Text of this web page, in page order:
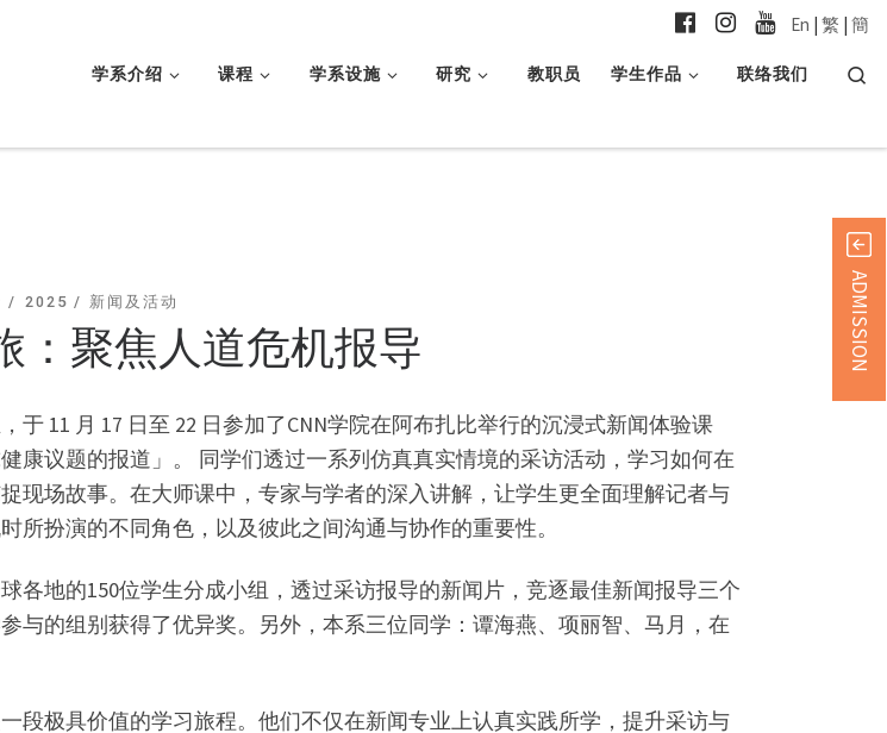
学系介绍 课程 学系设施 研究 教职员 学生作品 联络我们
En | 繁 | 簡
2025 新闻及活动
：聚焦人道危机报导
于 11 月 17 日至 22 日参加了CNN学院在阿布扎比举行的沉浸式新闻体验课
康议题的报道」。 同学们透过一系列仿真真实情境的采访活动，学习如何在
现场故事。在大师课中，专家与学者的深入讲解，让学生更全面理解记者与
所扮演的不同角色，以及彼此之间沟通与协作的重要性。
各地的150位学生分成小组，透过采访报导的新闻片，竞逐最佳新闻报导三个
与的组别获得了优异奖。另外，本系三位同学：谭海燕、项丽智、马月，在
段极具价值的学习旅程。他们不仅在新闻专业上认真实践所学，提升采访与
ADMISSION